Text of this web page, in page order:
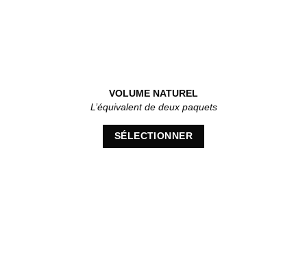
VOLUME NATUREL
L’équivalent de deux paquets
SÉLECTIONNER